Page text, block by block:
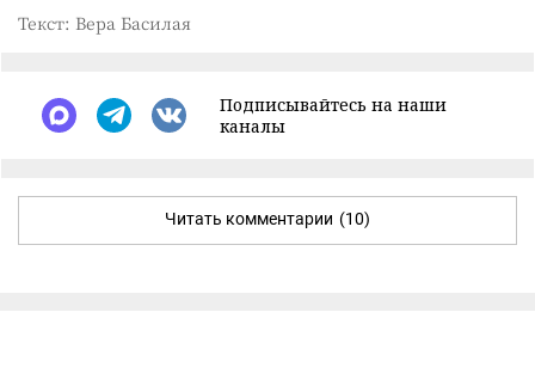
Текст: Вера Басилая
Подписывайтесь на наши
каналы
Читать комментарии (10)